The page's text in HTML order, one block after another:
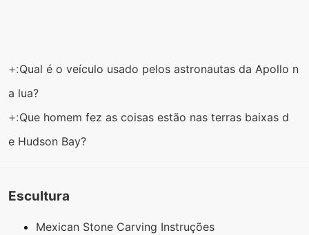
+:Qual é o veículo usado pelos astronautas da Apollo n
a lua?
+:Que homem fez as coisas estão nas terras baixas d
e Hudson Bay?
Escultura
Mexican Stone Carving Instruções